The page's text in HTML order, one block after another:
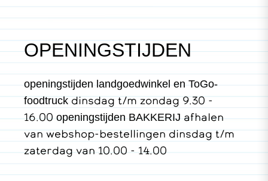
OPENINGSTIJDEN
openingstijden landgoedwinkel en ToGo-
foodtruck dinsdag t/m zondag 9.30 -
16.00openingstijden BAKKERIJafhalen
van webshop-bestellingen dinsdag t/m
zaterdag van 10.00 - 14.00